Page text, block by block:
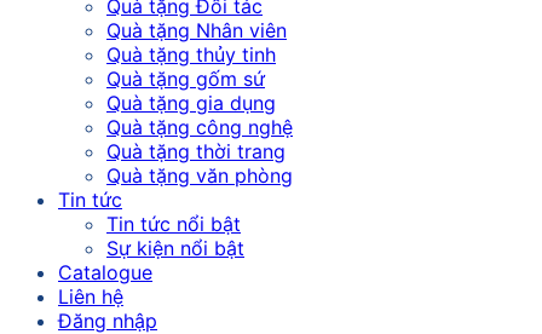
Quà tặng Đối tác
Quà tặng Nhân viên
Quà tặng thủy tinh
Quà tặng gốm sứ
Quà tặng gia dụng
Quà tặng công nghệ
Quà tặng thời trang
Quà tặng văn phòng
Tin tức
Tin tức nổi bật
Sự kiện nổi bật
Catalogue
Liên hệ
Đăng nhập